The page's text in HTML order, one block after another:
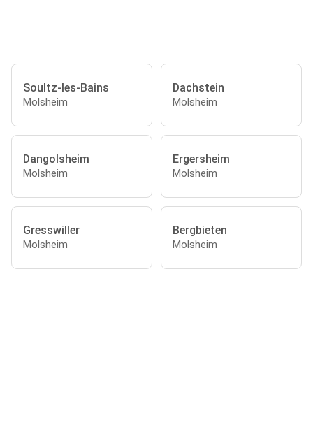
Soultz-les-Bains
Molsheim
Dachstein
Molsheim
Dangolsheim
Molsheim
Ergersheim
Molsheim
Gresswiller
Molsheim
Bergbieten
Molsheim